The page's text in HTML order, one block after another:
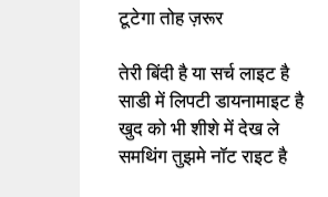
टूटेगा तोह ज़रूर
तेरी बिंदी है या सर्च लाइट है
साडी में लिपटी डायनामाइट है
खुद को भी शीशे में देख ले
समथिंग तुझमे नॉट राइट है